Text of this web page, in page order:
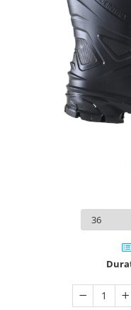
COMBINEZOANE, HALATE
JACHETE DE LUCRU
PANTALONI DE LUCRU
JACHETE VATUITE
INDUSTRIA ALIMENTARA
IMBRACAMINTE
FESURI, SEPCI, CAPISOANE
INCALTAMINTE